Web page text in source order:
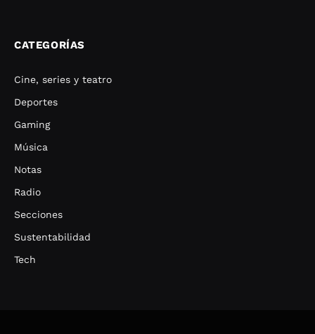
CATEGORÍAS
Cine, series y teatro
Deportes
Gaming
Música
Notas
Radio
Secciones
Sustentabilidad
Tech